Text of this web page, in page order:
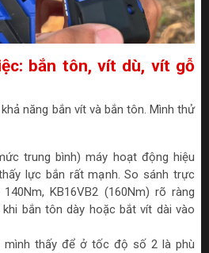
bắn tôn, vít dù, vít gỗ
năng bắn vít và bắn tôn. Mình thử
trung bình) máy hoạt động hiệu
lực bắn rất mạnh. So sánh trực
KB16VB2 (160Nm) rõ ràng
bắn tôn dày hoặc bắt vít dài vào
mình thấy để ở tốc độ số 2 là phù